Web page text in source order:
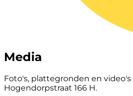
Media
Foto's, plattegronden en video's
Hogendorpstraat 166 H.